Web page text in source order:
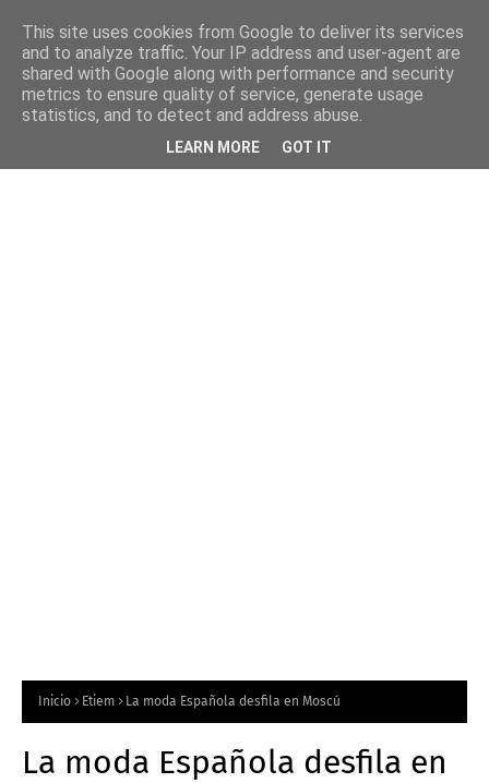
Inicio Etiem La moda Española desfila en Moscú
La moda Española desfila en
This site uses cookies from Google to deliver its services
and to analyze traffic. Your IP address and user-agent are
shared with Google along with performance and security
metrics to ensure quality of service, generate usage
statistics, and to detect and address abuse.
LEARN MORE GOT IT